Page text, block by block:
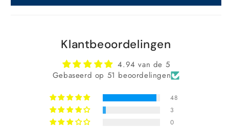
goede reiniging en droging vooraf.
Klantbeoordelingen
4.94 van de 5
Gebaseerd op 51 beoordelingen
48
3
0